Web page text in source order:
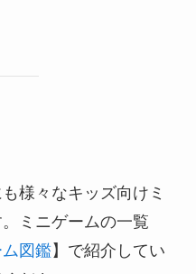
様々なキッズ向けミ
ミニゲームの一覧
図鑑】で紹介してい